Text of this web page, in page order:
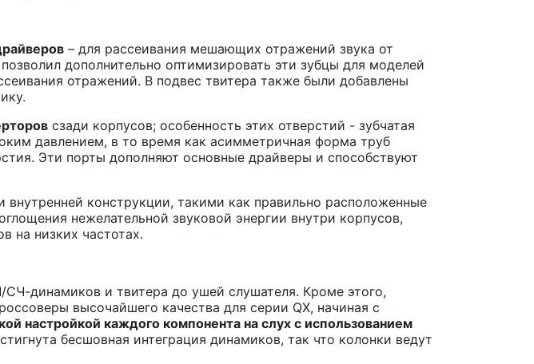
– для рассеивания мешающих отражений звука от
дополнительно оптимизировать эти зубцы для моделей
отражений. В подвес твитера также были добавлены
сзади корпусов; особенность этих отверстий - зубчатая
давлением, в то время как асимметричная форма труб
Эти порты дополняют основные драйверы и способствуют
конструкции, такими как правильно расположенные
нежелательной звуковой энергии внутри корпусов,
на низких частотах.
динамиков и твитера до ушей слушателя. Кроме этого,
высочайшего качества для серии QX, начиная с
настройкой каждого компонента на слух с использованием
бесшовная интеграция динамиков, так что колонки ведут